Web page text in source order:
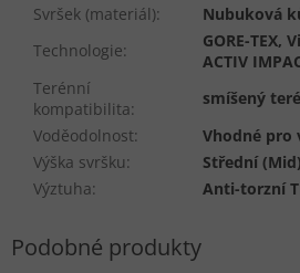
Svršek (materiál):
Nubuková
Technologie:
GORE-TEX,
ACTIV
Terénní
kompatibilita:
smíšený
Voděodolnost:
Vhodné pro
Výška svršku:
Střední (Mid)
Výztuha: Anti-torzní